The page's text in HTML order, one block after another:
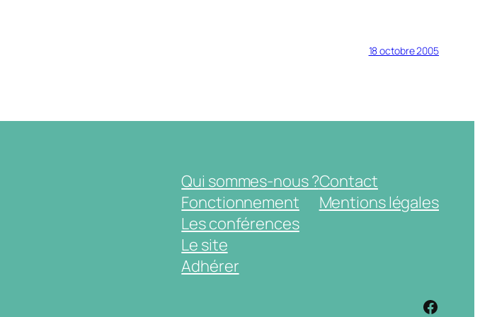
18 octobre 2005
Qui sommes-nous ?
Fonctionnement
Les conférences
Le site
Adhérer
Contact
Mentions légales